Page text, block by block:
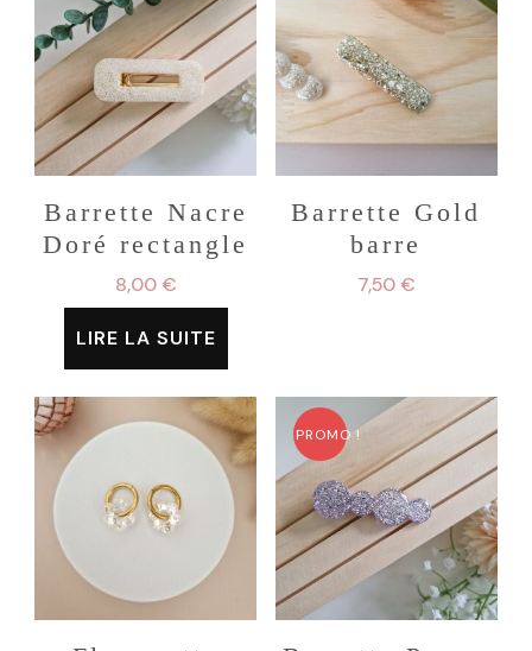
Barrette Nacre
Doré rectangle
8,00€
LIRE LA SUITE
Barrette Gold
barre
7,50€
PROMO !